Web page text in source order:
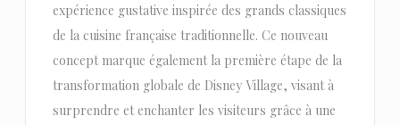
expérience gustative inspirée des grands classiques
de la cuisine française traditionnelle. Ce nouveau
concept marque également la première étape de la
transformation globale de Disney Village, visant à
surprendre et enchanter les visiteurs grâce à une